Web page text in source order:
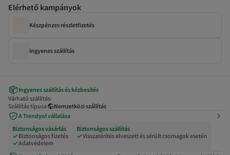
Elérhető kampányok
Készpénzes részletfizetés
Ingyenes szállítás
Ingyenes szállítás és kézbesítés
Várható szállítás:
Szállítás típusa
Nemzetközi szállítás
A Trendyol vállalása
Biztonságos vásárlás
Biztonságos fizetés
Adatvédelem
Biztonságos szállítás
Visszatérítés elveszett és sérült csomagok esetén